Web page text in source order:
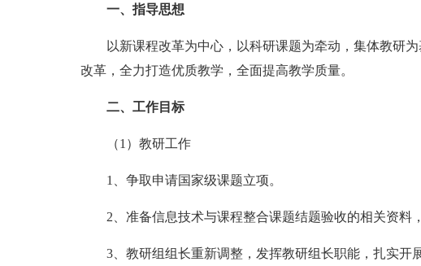
一、指导思想
以新课程改革为中心，以科研课题为牵动，集体教研为
改革，全力打造优质教学，全面提高教学质量。
二、工作目标
（1）教研工作
1、争取申请国家级课题立项。
2、准备信息技术与课程整合课题结题验收的相关资料，
3、教研组组长重新调整，发挥教研组长职能，扎实开